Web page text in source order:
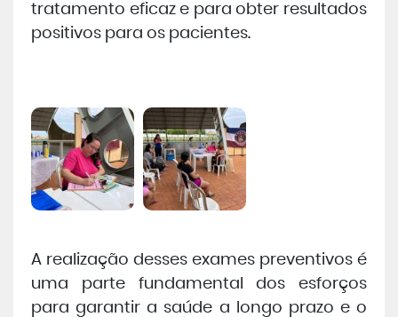
tratamento eficaz e para obter resultados
positivos para os pacientes.
A realização desses exames preventivos é
uma parte fundamental dos esforços
para garantir a saúde a longo prazo e o